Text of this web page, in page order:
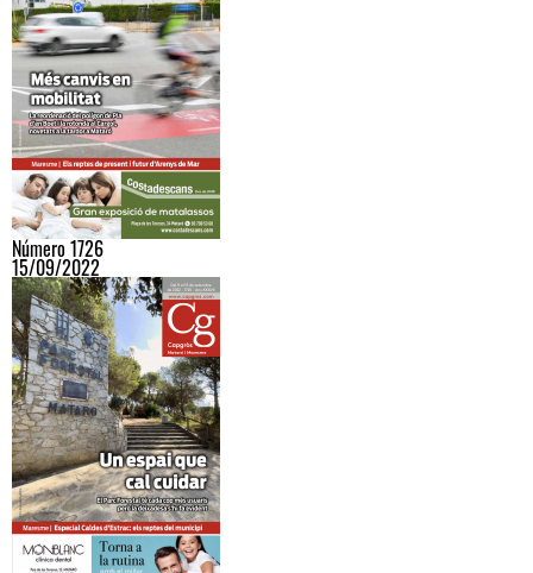
Número 1726
15/09/2022